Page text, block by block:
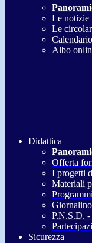
Le notizie
Le
Albo
Didattica
Offerta
I progetti
Materiali
P.N.S.D.
Sicurezza